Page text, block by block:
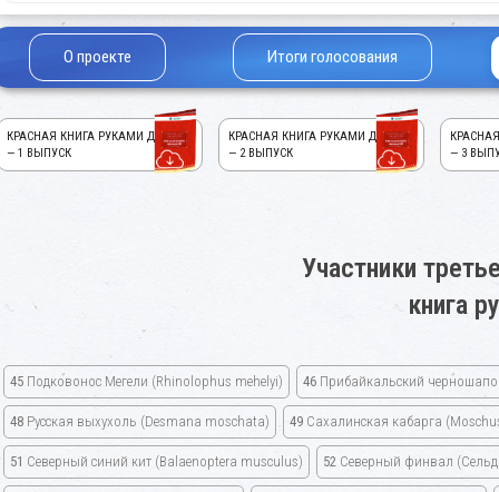
О проекте Итоги голосования
КРАСНАЯ КНИГА РУКАМИ ДЕТЕЙ!
— 1 ВЫПУСК
КРАСНАЯ КНИГА РУКАМИ ДЕТЕЙ!
— 2 ВЫПУСК
— 3
Участники
книга
45 Подковонос Мегели (Rhinolophus mehelyi) 46 Прибайкальский
48 Русская выхухоль (Desmana moschata) 49 Сахалинская кабарга
51 Северный синий кит (Balaenoptera musculus) 52 Северный финвал